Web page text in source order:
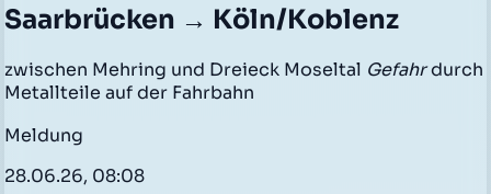
Saarbrücken → Köln/Koblenz
zwischen Mehring und Dreieck Moseltal Gefahrdurch
Metallteile auf der Fahrbahn
Meldung
28.06.26, 08:08